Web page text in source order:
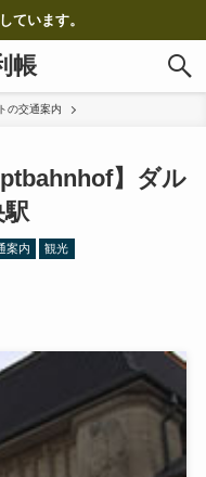
ています。
帳
の交通案内
】ダル
案内 観光